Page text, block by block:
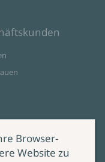
Browser-
Website zu